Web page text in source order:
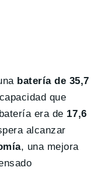
batería de 35,7
que
era de 17,6
alcanzar
, una mejora